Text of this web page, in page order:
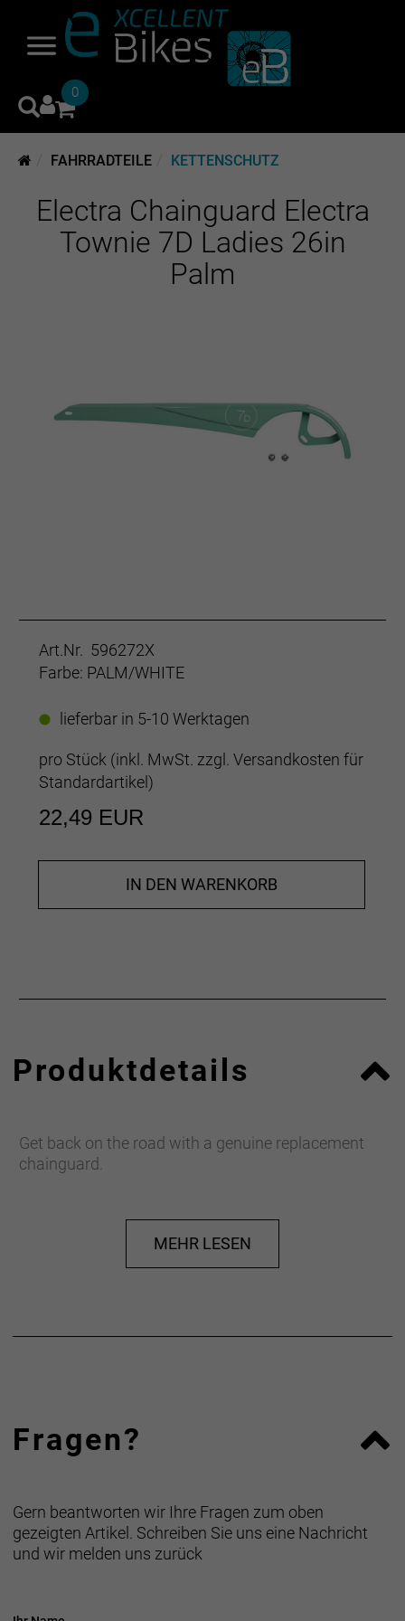
0
FAHRRADTEILE KETTENSCHUTZ
Electra Chainguard Electra
Townie 7D Ladies 26in
Palm
Art.Nr. 596272X
Farbe: PALM/WHITE
lieferbar in 5-10 Werktagen
pro Stück (inkl. MwSt. zzgl. Versandkosten für
Standardartikel)
22,49 EUR
IN DEN WARENKORB
Produktdetails
Get back on the road with a genuine replacement
chainguard.
MEHR LESEN
Fragen?
Gern beantworten wir Ihre Fragen zum oben
gezeigten Artikel. Schreiben Sie uns eine Nachricht
und wir melden uns zurück